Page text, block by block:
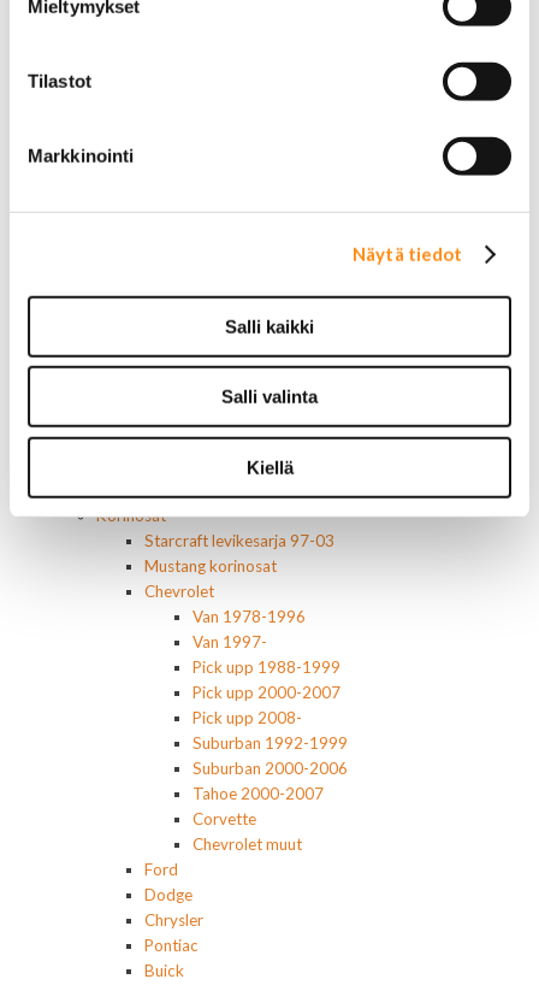
Mieltymykset
Tilastot
Markkinointi
Näytä tiedot
Salli kaikki
Salli valinta
Kiellä
Raitisilmasuodattimet
Liimat ja massat
Muut nesteet
Maalit
Korjausoppaat
Omistajan käsikirjat
Korinosat
Starcraft levikesarja 97-03
Mustang korinosat
Chevrolet
Van 1978-1996
Van 1997-
Pick upp 1988-1999
Pick upp 2000-2007
Pick upp 2008-
Suburban 1992-1999
Suburban 2000-2006
Tahoe 2000-2007
Corvette
Chevrolet muut
Ford
Dodge
Chrysler
Pontiac
Buick